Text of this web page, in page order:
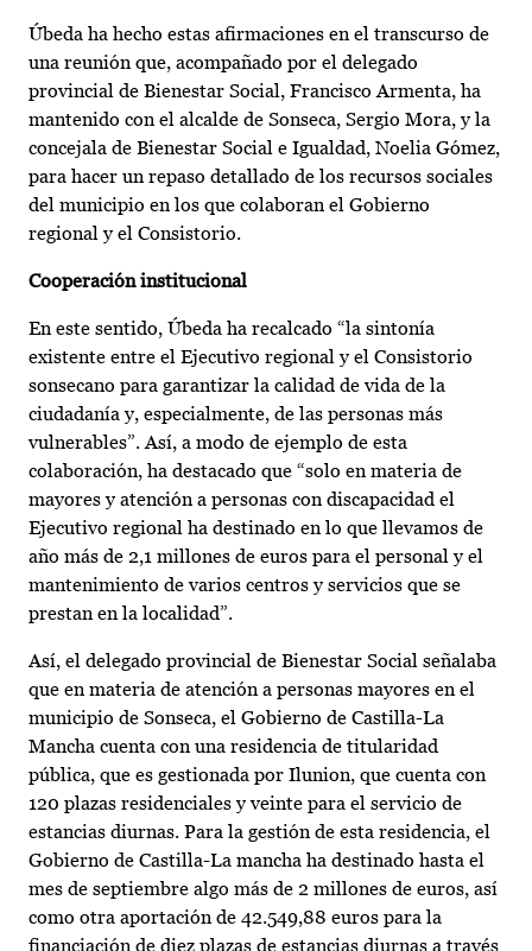
Úbeda ha hecho estas afirmaciones en el transcurso de
una reunión que, acompañado por el delegado
provincial de Bienestar Social, Francisco Armenta, ha
mantenido con el alcalde de Sonseca, Sergio Mora, y la
concejala de Bienestar Social e Igualdad, Noelia Gómez,
para hacer un repaso detallado de los recursos sociales
del municipio en los que colaboran el Gobierno
regional y el Consistorio.
Cooperación institucional
En este sentido, Úbeda ha recalcado “la sintonía
existente entre el Ejecutivo regional y el Consistorio
sonsecano para garantizar la calidad de vida de la
ciudadanía y, especialmente, de las personas más
vulnerables”. Así, a modo de ejemplo de esta
colaboración, ha destacado que “solo en materia de
mayores y atención a personas con discapacidad el
Ejecutivo regional ha destinado en lo que llevamos de
año más de 2,1 millones de euros para el personal y el
mantenimiento de varios centros y servicios que se
prestan en la localidad”.
Así, el delegado provincial de Bienestar Social señalaba
que en materia de atención a personas mayores en el
municipio de Sonseca, el Gobierno de Castilla-La
Mancha cuenta con una residencia de titularidad
pública, que es gestionada por Ilunion, que cuenta con
120 plazas residenciales y veinte para el servicio de
estancias diurnas. Para la gestión de esta residencia, el
Gobierno de Castilla-La mancha ha destinado hasta el
mes de septiembre algo más de 2 millones de euros, así
como otra aportación de 42.549,88 euros para la
financiación de diez plazas de estancias diurnas a través